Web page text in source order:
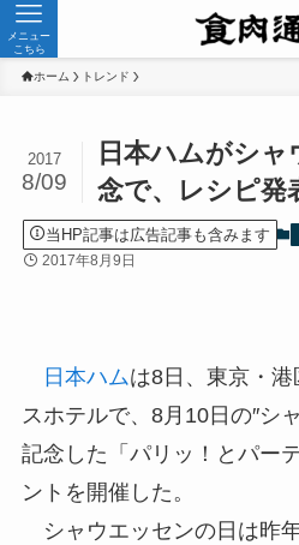
メニュー
こちら
ホーム トレンド
日本ハムがシ
念で、レシピ発
2017
8/09
当HP記事は広告記事も含みます
2017年8月9日
日本ハムは8日、東京・
スホテルで、8月10日の″シ
記念した「パリッ！とパー
ントを開催した。
シャウエッセンの日は昨